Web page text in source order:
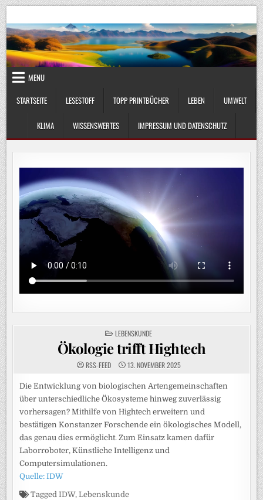
Skip
to
content
UmweltKlima.com
MENU
STARTSEITE
LESESTOFF TOPP PRINTBÜCHER LEBEN UMWELT
KLIMA WISSENSWERTES IMPRESSUM UND DATENSCHUTZ
POSTED
IN
LEBENSKUNDE
Ökologie trifft Hightech
RSS-FEED 13. NOVEMBER 2025
Die Entwicklung von biologischen Artengemeinschaften
über unterschiedliche Ökosysteme hinweg zuverlässig
vorhersagen? Mithilfe von Hightech erweitern und
bestätigen Konstanzer Forschende ein ökologisches Modell,
das genau dies ermöglicht. Zum Einsatz kamen dafür
Laborroboter, Künstliche Intelligenz und
Computersimulationen.
Quelle: IDW
TaggedIDW,Lebenskunde